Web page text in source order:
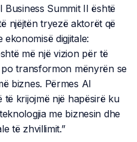
Business Summit II është
njëjtën tryezë aktorët që
digjitale:
më një vizion për të
transformon mënyrën se
biznes. Përmes AI
të krijojmë një hapësirë ku
me biznesin dhe
të zhvillimit.”